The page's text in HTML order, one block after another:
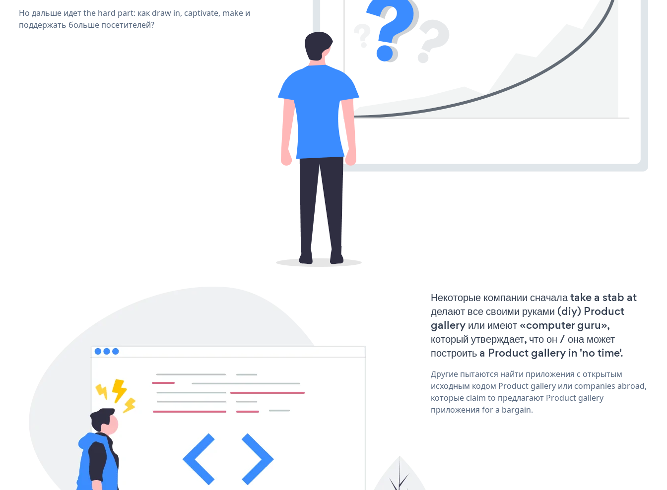
Но дальше идет the hard part: как draw in, captivate, make и
поддержать больше посетителей?
Некоторые компании сначала take a stab at
делают все своими руками (diy) Product
gallery или имеют «computer guru»,
который утверждает, что он / она может
построить a Product gallery in 'no time'.
Другие пытаются найти приложения с открытым
исходным кодом Product gallery или companies abroad,
которые claim to предлагают Product gallery
приложения for a bargain.